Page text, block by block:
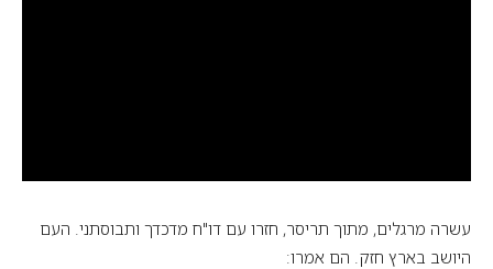
עשרה מרגלים, מתוך תריסר, חזרו עם דו"ח מדכדך ותבוסתני. העם
היושב בארץ חזק. הם אמרו: